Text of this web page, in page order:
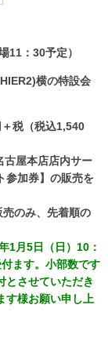
11：30予定）
横の特設会
税（税込1,540
古屋本店店内サー
参加券】の販売を
のみ、先着順の
1月5日（日）10：
ます。小部数です
とさせていただき
す様お願い申し上